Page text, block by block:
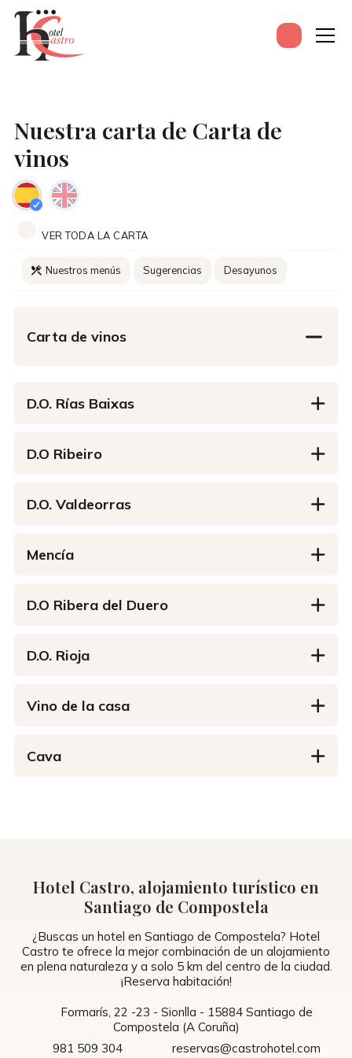
Nuestra carta de Carta de
vinos
VER TODA LA CARTA
Nuestros menús Sugerencias Desayunos
Carta de vinos
D.O. Rías Baixas
D.O Ribeiro
D.O. Valdeorras
Mencía
D.O Ribera del Duero
D.O. Rioja
Vino de la casa
Cava
Hotel Castro, alojamiento turístico en
Santiago de Compostela
¿Buscas un hotel en Santiago de Compostela? Hotel
Castro te ofrece la mejor combinación de un alojamiento
en plena naturaleza y a solo 5 km del centro de la ciudad.
¡Reserva habitación!
Formarís, 22 -23 - Sionlla - 15884 Santiago de
Compostela (A Coruña)
981 509 304
reservas@castrohotel.com